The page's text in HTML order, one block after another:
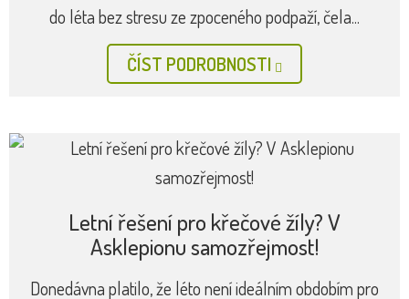
do léta bez stresu ze zpoceného podpaží, čela...
ČÍST PODROBNOSTI
Letní řešení pro křečové žíly? V
Asklepionu samozřejmost!
Donedávna platilo, že léto není ideálním obdobím pro